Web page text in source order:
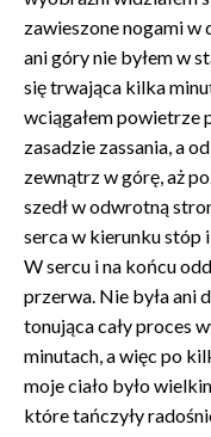
zawieszone nogami w
ani góry nie byłem w
się trwająca kilka
wciągałem powietrze
zasadzie zassania, a
zewnątrz w górę, aż
szedł w odwrotną
serca w kierunku stóp
W sercu i na końcu
przerwa. Nie była ani
tonująca cały proces
minutach, a więc po
moje ciało było
które tańczyły